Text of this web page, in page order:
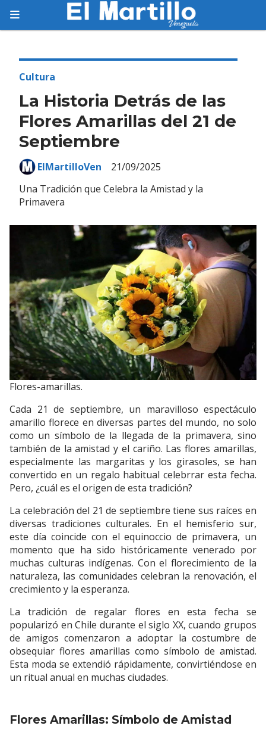
La Historia Detrás de las
Flores Amarillas del 21 de
Septiembre
Una Tradición que Celebra la Amistad y la
Primavera
Cultura
21/09/2025
ElMartilloVen
Flores-amarillas.
Cada 21 de septiembre, un maravilloso espectáculo
amarillo florece en diversas partes del mundo, no solo
como un símbolo de la llegada de la primavera, sino
también de la amistad y el cariño. Las flores amarillas,
especialmente las margaritas y los girasoles, se han
convertido en un regalo habitual celebrrar esta fecha.
Pero, ¿cuál es el origen de esta tradición?
La celebración del 21 de septiembre tiene sus raíces en
diversas tradiciones culturales. En el hemisferio sur,
este día coincide con el equinoccio de primavera, un
momento que ha sido históricamente venerado por
muchas culturas indígenas. Con el florecimiento de la
naturaleza, las comunidades celebran la renovación, el
crecimiento y la esperanza.
La tradición de regalar flores en esta fecha se
popularizó en Chile durante el siglo XX, cuando grupos
de amigos comenzaron a adoptar la costumbre de
obsequiar flores amarillas como símbolo de amistad.
Esta moda se extendió rápidamente, convirtiéndose en
un ritual anual en muchas ciudades.
Flores Amarillas: Símbolo de Amistad
Suscríbete
Suscríbete a nuestro servicio gratuito de
información diaria en tu email.
Suscribirme